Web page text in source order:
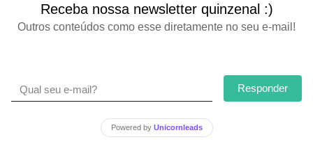
Receba nossa newsletter quinzenal :)
Outros conteúdos como esse diretamente no seu e-mail!
Responder
Powered by Unicornleads